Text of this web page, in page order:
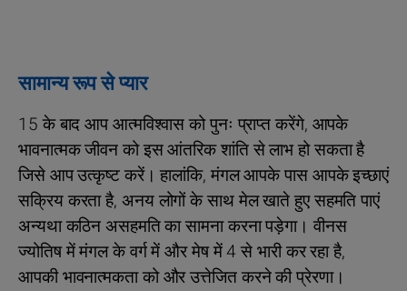
सामान्य रूप से प्यार
15 के बाद आप आत्मविश्वास को पुनः प्राप्त करेंगे, आपके
भावनात्मक जीवन को इस आंतरिक शांति से लाभ हो सकता है
जिसे आप उत्कृष्ट करें। हालांकि, मंगल आपके पास आपके इच्छाएं
सक्रिय करता है, अनय लोगों के साथ मेल खाते हुए सहमति पाएं
अन्यथा कठिन असहमति का सामना करना पड़ेगा। वीनस
ज्योतिष में मंगल के वर्ग में और मेष में 4 से भारी कर रहा है,
आपकी भावनात्मकता को और उत्तेजित करने की प्रेरणा।